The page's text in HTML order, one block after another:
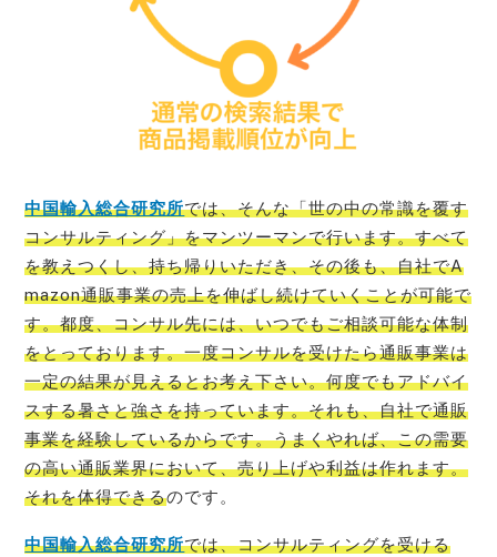
中国輸入総合研究所では、そんな「世の中の常識を覆す
コンサルティング」をマンツーマンで行います。すべて
を教えつくし、持ち帰りいただき、その後も、自社でA
mazon通販事業の売上を伸ばし続けていくことが可能で
す。都度、コンサル先には、いつでもご相談可能な体制
をとっております。一度コンサルを受けたら通販事業は
一定の結果が見えるとお考え下さい。何度でもアドバイ
スする暑さと強さを持っています。それも、自社で通販
事業を経験しているからです。うまくやれば、この需要
の高い通販業界において、売り上げや利益は作れます。
それを体得できるのです。
中国輸入総合研究所では、コンサルティングを受ける